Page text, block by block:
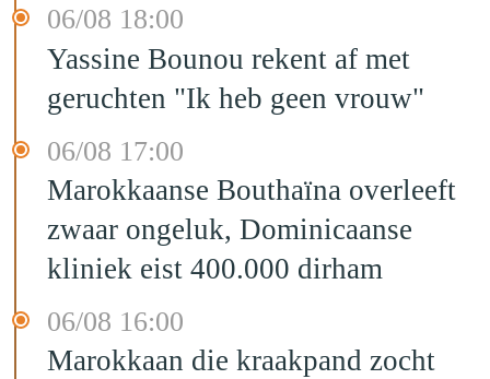
06/08 18:00
Yassine Bounou rekent af met
geruchten "Ik heb geen vrouw"
06/08 17:00
Marokkaanse Bouthaïna overleeft
zwaar ongeluk, Dominicaanse
kliniek eist 400.000 dirham
06/08 16:00
Marokkaan die kraakpand zocht